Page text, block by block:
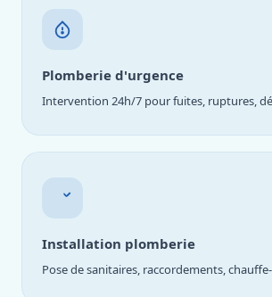
Plomberie d'urgence
Intervention 24h/7 pour fuites, ruptures,
Installation plomberie
Pose de sanitaires, raccordements,